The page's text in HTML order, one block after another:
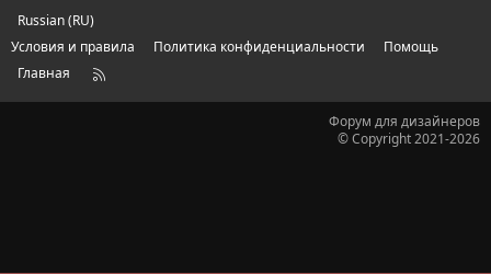
Russian (RU)
Условия и правила
Политика конфиденциальности
Помощь
Главная
R
Форум для дизайнеров
© Copyright 2021-2026